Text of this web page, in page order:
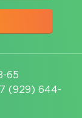
65
(929) 644-